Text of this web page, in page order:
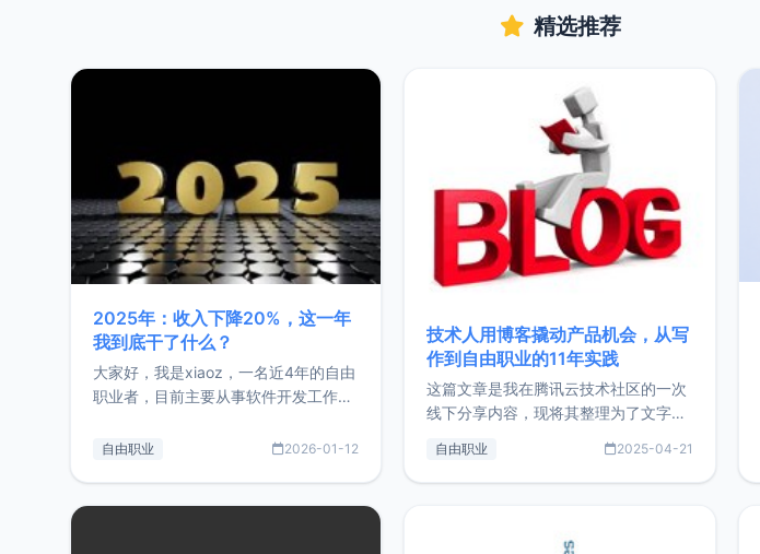
精选推荐
2025年：收入下降20%，这一年
我到底干了什么？
大家好，我是xiaoz，一名近4年的自由
职业者，目前主要从事软件开发工作。
的总结，内容主要包括：工作、学习、
自由职业 2026-01-12
技术人用博客撬动产品机会，从写
作到自由职业的11年实践
这篇文章是我在腾讯云技术社区的一次
线下分享内容，现将其整理为了文字
版，分享了写博客11年来的经历，以及
通过博客过渡到做产品和走向自由职业
的一个小故事。文中还首次公开了我的
自由职业 2025-04-21